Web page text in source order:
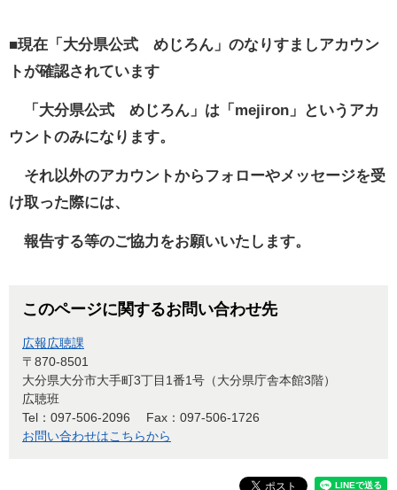
■現在「大分県公式 めじろん」のなりすましアカウン
トが確認されています
「大分県公式 めじろん」は「mejiron」というアカ
ウントのみになります。
それ以外のアカウントからフォローやメッセージを受
け取った際には、
報告する等のご協力をお願いいたします。
このページに関するお問い合わせ先
広報広聴課
〒870-8501
大分県大分市大手町3丁目1番1号（大分県庁舎本館3階）
広聴班
Tel：097-506-2096
Fax：097-506-1726
お問い合わせはこちらから